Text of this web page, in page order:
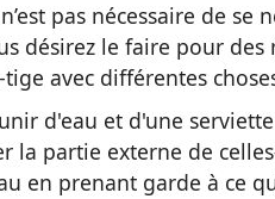
pas nécessaire de
désirez le faire pour
avec différentes
d'eau et d'une
partie externe de
en prenant garde à ce